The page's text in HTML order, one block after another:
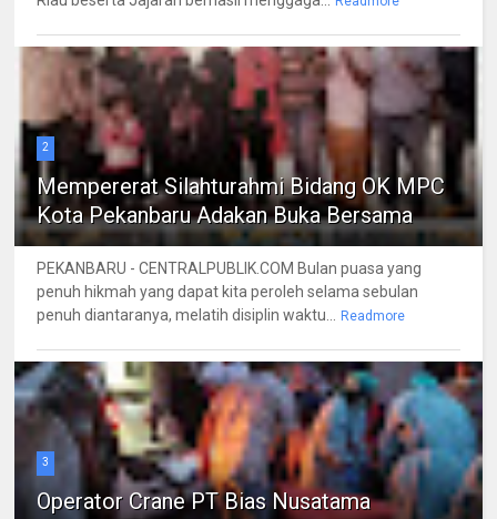
2
Mempererat Silahturahmi Bidang OK MPC
Kota Pekanbaru Adakan Buka Bersama
PEKANBARU - CENTRALPUBLIK.COM Bulan puasa yang
penuh hikmah yang dapat kita peroleh selama sebulan
penuh diantaranya, melatih disiplin waktu... Readmore
3
Operator Crane PT Bias Nusatama